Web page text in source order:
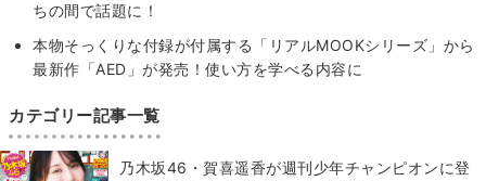
ちの間で話題に！
本物そっくりな付録が付属する「リアルMOOKシリーズ」から
最新作「AED」が発売！使い方を学べる内容に
カテゴリー記事一覧
乃木坂46・賀喜遥香が週刊少年チャンピオンに登